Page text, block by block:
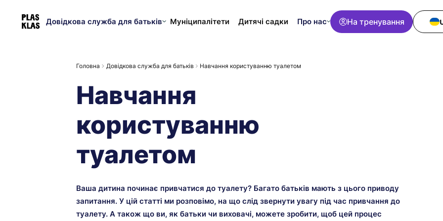
Довідкова служба для батьків Муніципалітети Дитячі садки Про нас На тренування
Головна Довідкова служба для батьків Навчання користуванню туалетом
Навчання
користуванню
туалетом
Ваша дитина починає привчатися до туалету? Багато батьків мають з цього приводу
запитання. У цій статті ми розповімо, на що слід звернути увагу під час привчання до
туалету. А також що ви, як батьки чи виховачі, можете зробити, щоб цей процес